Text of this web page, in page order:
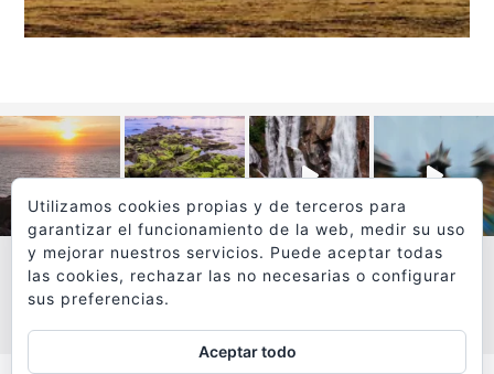
VER MÁS
Utilizamos cookies propias y de terceros para
garantizar el funcionamiento de la web, medir su uso
y mejorar nuestros servicios. Puede aceptar todas
las cookies, rechazar las no necesarias o configurar
sus preferencias.
Aceptar todo